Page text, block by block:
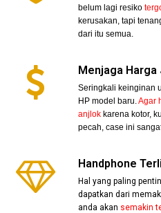
belum lagi resiko
kerusakan, tapi
dari itu semua.
Menjaga Harga
Seringkali keinginan
HP model baru.Agar
anjlok karena kotor,
pecah, case ini
Handphone
Hal yang paling
dapatkan dari
anda akan semakin